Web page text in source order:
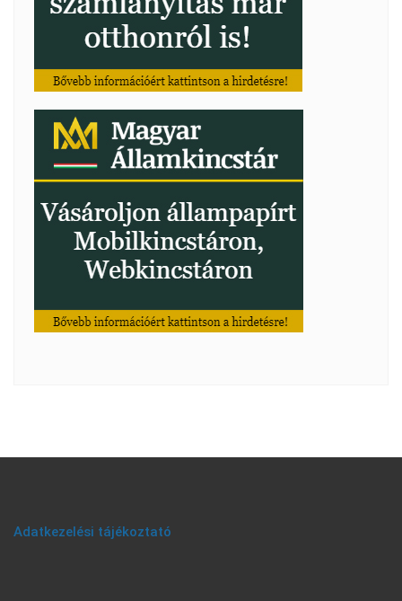
Adatkezelési tájékoztató